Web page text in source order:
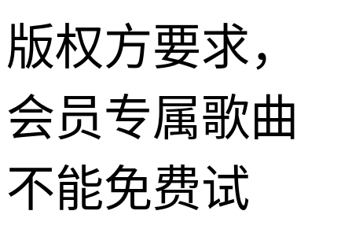
版权方要求，
会员专属歌曲
不能免费试